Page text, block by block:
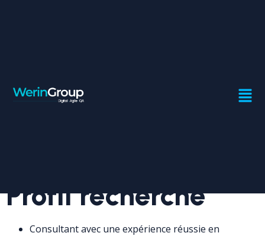
CONSULTANT
COBOL/MAINFRAME
Profil recherché
Consultant avec une expérience réussie en